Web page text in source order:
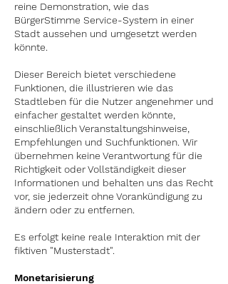
reine Demonstration, wie das
BürgerStimme Service-System in einer
Stadt aussehen und umgesetzt werden
könnte.
Dieser Bereich bietet verschiedene
Funktionen, die illustrieren wie das
Stadtleben für die Nutzer angenehmer und
einfacher gestaltet werden könnte,
einschließlich Veranstaltungshinweise,
Empfehlungen und Suchfunktionen. Wir
übernehmen keine Verantwortung für die
Richtigkeit oder Vollständigkeit dieser
Informationen und behalten uns das Recht
vor, sie jederzeit ohne Vorankündigung zu
ändern oder zu entfernen.
Es erfolgt keine reale Interaktion mit der
fiktiven "Musterstadt".
Monetarisierung